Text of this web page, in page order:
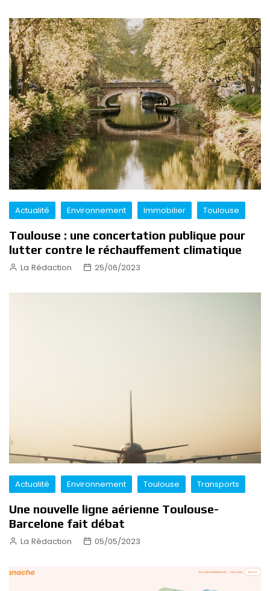
Actualité Environnement Immobilier Toulouse
Toulouse : une concertation publique pour
lutter contre le réchauffement climatique
La Rédaction 25/06/2023
Actualité Environnement Toulouse Transports
Une nouvelle ligne aérienne Toulouse-
Barcelone fait débat
La Rédaction 05/05/2023